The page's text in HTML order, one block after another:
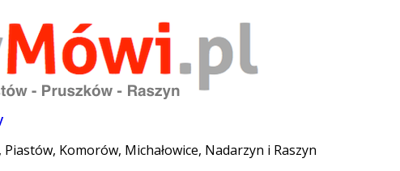
Komorów, Michałowice, Nadarzyn i Raszyn